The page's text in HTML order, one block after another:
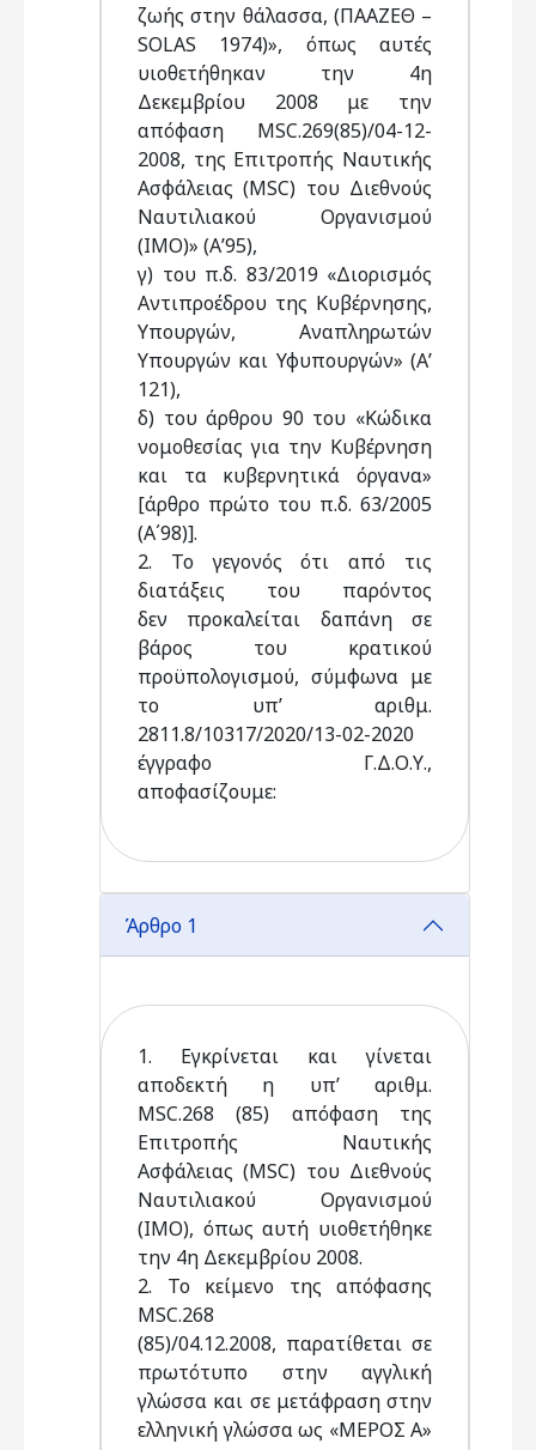
ζωής στην θάλασσα, (ΠΑΑΖΕΘ –
SOLAS 1974)», όπως αυτές
υιοθετήθηκαν την 4η
Δεκεμβρίου 2008 με την
απόφαση MSC.269(85)/04-12-
2008, της Επιτροπής Ναυτικής
Ασφάλειας (MSC) του Διεθνούς
Ναυτιλιακού Οργανισμού
(IMO)» (Α’95),
γ) του π.δ. 83/2019 «Διορισμός
Αντιπροέδρου της Κυβέρνησης,
Υπουργών, Αναπληρωτών
Υπουργών και Υφυπουργών» (Α’
121),
δ) του άρθρου 90 του «Κώδικα
νομοθεσίας για την Κυβέρνηση
και τα κυβερνητικά όργανα»
[άρθρο πρώτο του π.δ. 63/2005
(Α΄98)].
2. Το γεγονός ότι από τις
διατάξεις του παρόντος
δεν προκαλείται δαπάνη σε
βάρος του κρατικού
προϋπολογισμού, σύμφωνα με
το υπ’ αριθμ.
2811.8/10317/2020/13-02-2020
έγγραφο Γ.Δ.Ο.Υ.,
αποφασίζουμε:
Άρθρο 1
1. Εγκρίνεται και γίνεται
αποδεκτή η υπ’ αριθμ.
MSC.268 (85) απόφαση της
Επιτροπής Ναυτικής
Ασφάλειας (MSC) του Διεθνούς
Ναυτιλιακού Οργανισμού
(ΙΜΟ), όπως αυτή υιοθετήθηκε
την 4η Δεκεμβρίου 2008.
2. Το κείμενο της απόφασης
MSC.268
(85)/04.12.2008, παρατίθεται σε
πρωτότυπο στην αγγλική
γλώσσα και σε μετάφραση στην
ελληνική γλώσσα ως «ΜΕΡΟΣ Α»